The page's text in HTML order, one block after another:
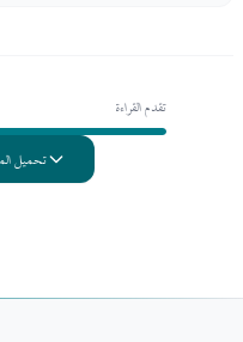
تقدم القراءة
تحميل